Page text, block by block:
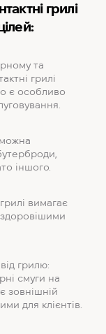
грилі
та
грилі
є особливо
можна
іншого.
вимагає
грилю:
смуги на
зовнішній
для клієнтів.